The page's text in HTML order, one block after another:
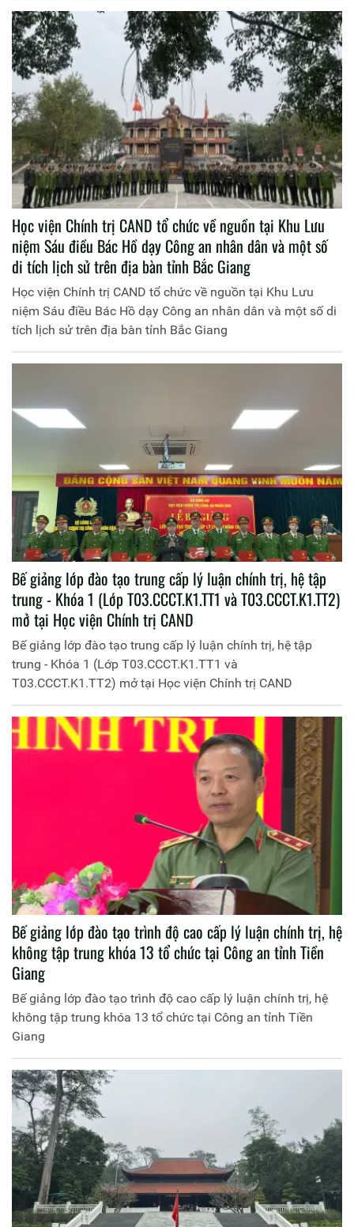
Học viện Chính trị CAND tổ chức về nguồn tại Khu Lưu
niệm Sáu điều Bác Hồ dạy Công an nhân dân và một số
di tích lịch sử trên địa bàn tỉnh Bắc Giang
Học viện Chính trị CAND tổ chức về nguồn tại Khu Lưu
niệm Sáu điều Bác Hồ dạy Công an nhân dân và một số di
tích lịch sử trên địa bàn tỉnh Bắc Giang
Bế giảng lớp đào tạo trung cấp lý luận chính trị, hệ tập
trung - Khóa 1 (Lớp T03.CCCT.K1.TT1 và T03.CCCT.K1.TT2)
mở tại Học viện Chính trị CAND
Bế giảng lớp đào tạo trung cấp lý luận chính trị, hệ tập
trung - Khóa 1 (Lớp T03.CCCT.K1.TT1 và
T03.CCCT.K1.TT2) mở tại Học viện Chính trị CAND
Bế giảng lớp đào tạo trình độ cao cấp lý luận chính trị, hệ
không tập trung khóa 13 tổ chức tại Công an tỉnh Tiền
Giang
Bế giảng lớp đào tạo trình độ cao cấp lý luận chính trị, hệ
không tập trung khóa 13 tổ chức tại Công an tỉnh Tiền
Giang